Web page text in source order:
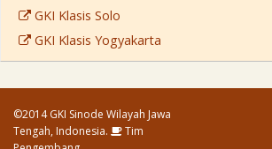
GKI Klasis Solo
GKI Klasis Yogyakarta
©2014 GKI Sinode Wilayah Jawa
Tengah, Indonesia.
Tim